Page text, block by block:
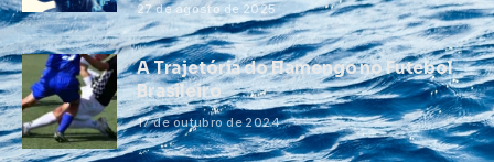
27 de agosto de 2025
A Trajetória do Flamengo no Futebol
Brasileiro
17 de outubro de 2024